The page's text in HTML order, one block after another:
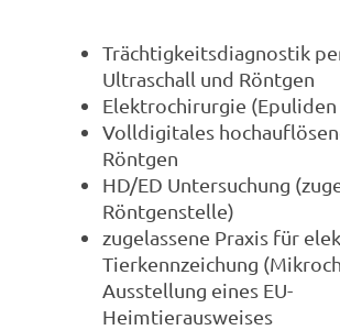
Trächtigkeitsdiagnostik
Ultraschall und Röntgen
Elektrochirurgie (Epuliden
Volldigitales
Röntgen
HD/ED Untersuchung
Röntgenstelle)
zugelassene Praxis für
Tierkennzeichung
Ausstellung eines EU-
Heimtierausweises